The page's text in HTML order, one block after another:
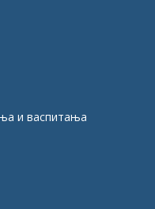
и васпитања